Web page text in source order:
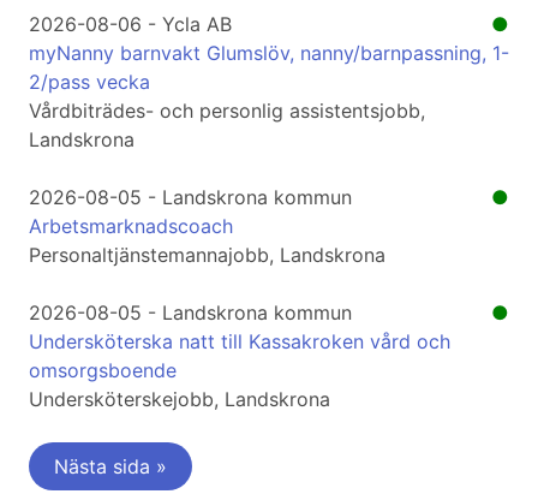
●
2026-08-06 - Ycla AB
myNanny barnvakt Glumslöv, nanny/barnpassning, 1-
2/pass vecka
Vårdbiträdes- och personlig assistentsjobb,
Landskrona
●
2026-08-05 - Landskrona kommun
Arbetsmarknadscoach
Personaltjänstemannajobb, Landskrona
●
2026-08-05 - Landskrona kommun
Undersköterska natt till Kassakroken vård och
omsorgsboende
Undersköterskejobb, Landskrona
Nästa sida »